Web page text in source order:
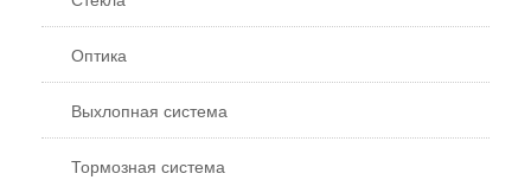
Оптика
Выхлопная система
Тормозная система